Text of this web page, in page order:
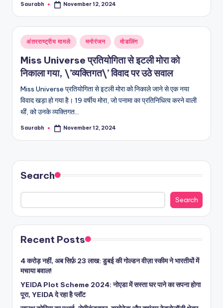
Posted
Saurabh November 12, 2024
Posted
in
अंतरराष्ट्रीय मामले मनोरंजन मोडलिंग
Miss Universe प्रतियोगिता से इटली मोरा को
निकाला गया, \’व्यक्तिगत\’ विवाद पर उठे सवाल
Miss Universe प्रतियोगिता से इटली मोरा को निकाले जाने से एक नया
विवाद खड़ा हो गया है। 19 वर्षीय मोरा, जो पनामा का प्रतिनिधित्व करने वाली
थीं, को उनके व्यक्तिगत…
Posted
Saurabh November 12, 2024
Search
Search
Recent Posts
4 करोड़ नहीं, अब सिर्फ़ 23 लाख: डुबई की गोल्डन वीज़ा स्कीम ने भारतीयों में
मचाया बवाल!
YEIDA Plot Scheme 2024: नोएडा में सस्ता घर पाने का सपना होगा
पूरा, YEIDA दे रहा है प्लॉट